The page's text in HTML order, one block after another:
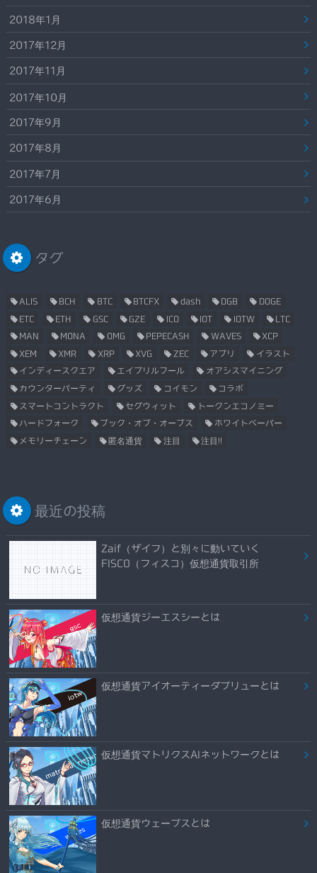
2018年1月
2017年12月
2017年11月
2017年10月
2017年9月
2017年8月
2017年7月
2017年6月
タグ
ALIS BCH BTC BTCFX dash DGB DOGE
ETC ETH GSC GZE ICO IOT IOTW LTC
MAN MONA OMG PEPECASH WAVES XCP
XEM XMR XRP XVG ZEC アプリ イラスト
インディースクエア エイプリルフール オアシスマイニング
カウンターパーティ グッズ コイモン コラボ
スマートコントラクト セグウィット トークンエコノミー
ハードフォーク ブック・オブ・オーブス ホワイトペーパー
メモリーチェーン 匿名通貨 注目 注目!!
最近の投稿
Zaif（ザイフ）と別々に動いていく
FISCO（フィスコ）仮想通貨取引所
仮想通貨ジーエスシーとは
仮想通貨アイオーティーダブリューとは
仮想通貨マトリクスAIネットワークとは
仮想通貨ウェーブスとは